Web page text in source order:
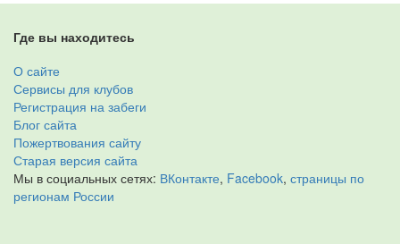
Где вы находитесь
О сайте
Сервисы для клубов
Регистрация на забеги
Блог сайта
Пожертвования сайту
Старая версия сайта
Мы в социальных сетях: ВКонтакте, Facebook, страницы по
регионам России